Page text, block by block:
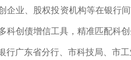
业、股权投资机构等在银行
科创债增信工具，精准匹配科
广东省分行、市科技局、市工